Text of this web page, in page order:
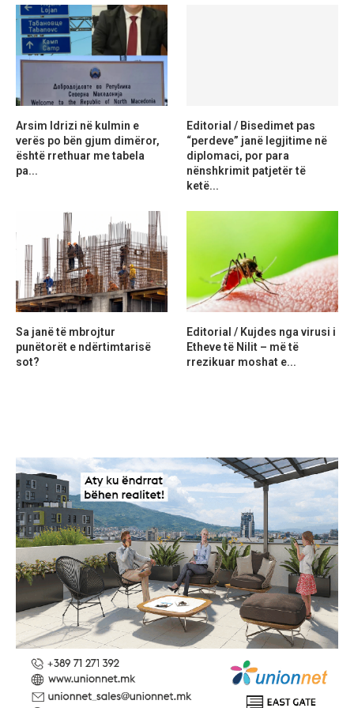
Arsim Idrizi në kulmin e
verës po bën gjum dimëror,
është rrethuar me tabela
pa...
Editorial / Bisedimet pas
“perdeve” janë legjitime në
diplomaci, por para
nënshkrimit patjetër të
ketë...
Sa janë të mbrojtur
punëtorët e ndërtimtarisë
sot?
Editorial / Kujdes nga virusi i
Etheve të Nilit – më të
rrezikuar moshat e...